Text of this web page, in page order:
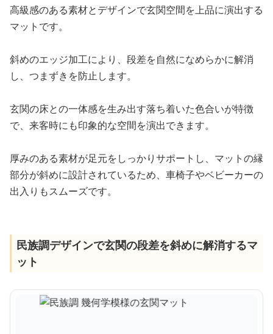
高級感のある素材とデザインで玄関空間を上品に演出する
マットです。
斜めのエッジ加工により、段差を自然になめらかに解消
し、つまずきを防止します。
玄関の床との一体感を生み出す落ち着いた色合いが特徴
で、来客時にも印象的な空間を演出できます。
厚みのある素材が足元をしっかりサポートし、マットの縁
部分が斜めに設計されているため、車椅子やベビーカーの
出入りもスムーズです。
民族調デザインで玄関の段差を斜めに解消するマ
ット